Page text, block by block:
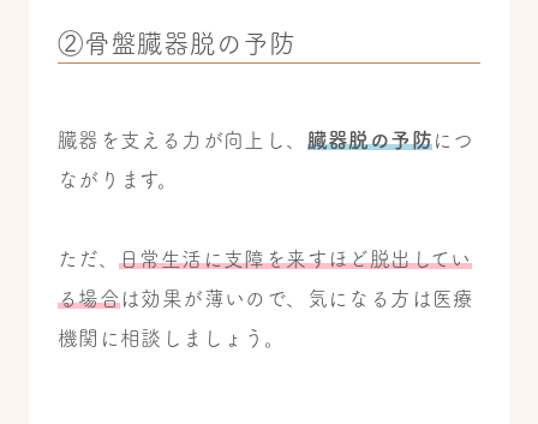
②骨盤臓器脱の予防
臓器を支える力が向上し、 臓器脱の予防につ
ながります。
ただ、 日常生活に支障を来すほど脱出してい
る場合は効果が薄いので、気になる方は医療
機関に相談しましょう。